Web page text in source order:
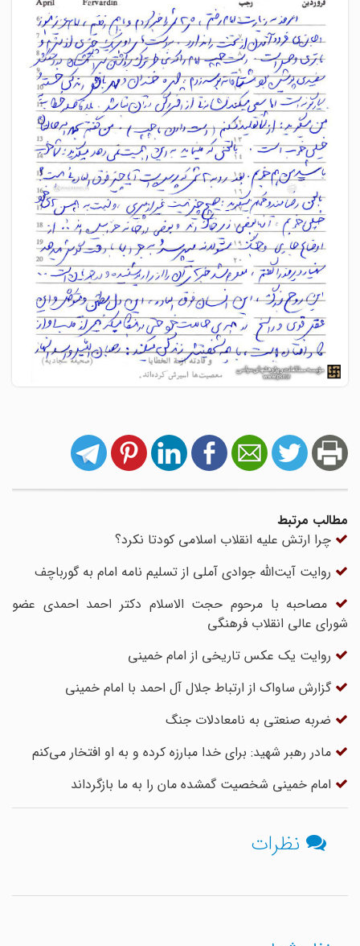
مطالب مرتبط
چرا ارتش علیه انقلاب اسلامی کودتا نکرد؟
روایت آیت‌الله جوادی آملی از تسلیم نامه امام به گورباچف
مصاحبه با مرحوم حجت الاسلام دکتر احمد احمدی عضو
شورای عالی انقلاب فرهنگی
روایت یک عکس تاریخی از امام خمینی
گزارش ساواک از ارتباط جلال آل احمد با امام خمینی
ضربه صنعتی به نامعادلات جنگ
مادر رهبر شهید: برای خدا مبارزه کرده و به او افتخار می‌کنم
امام خمینی شخصیت گمشده مان را به ما بازگرداند
نظرات